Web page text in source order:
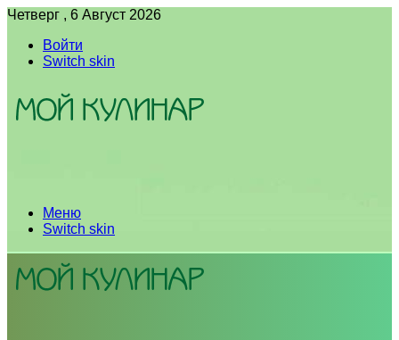
Четверг , 6 Август 2026
Войти
Switch skin
Меню
Switch skin